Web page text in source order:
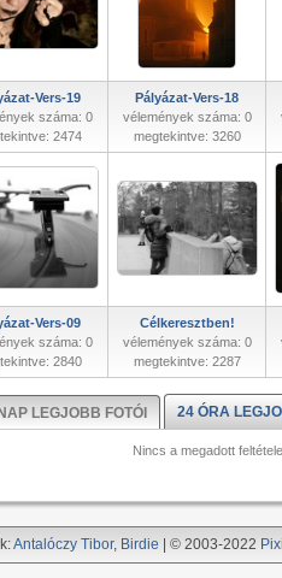
Vers-19
száma: 0
2474
Pályázat-Vers-18
vélemények száma: 0
megtekintve: 3260
Vers-09
száma: 0
2840
Célkeresztben!
vélemények száma: 0
megtekintve: 2287
LEGJOBB FOTÓI 24 ÓRA
Nincs a megadott
Antalóczy Tibor, Birdie | © 2003-2022